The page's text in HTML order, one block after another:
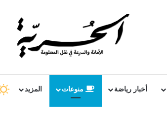
أخبار رياضة منوعات المزيد